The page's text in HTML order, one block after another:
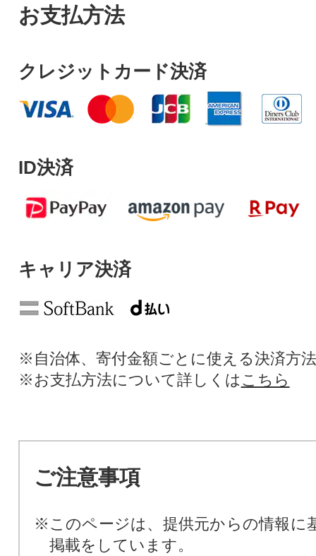
お支払方法
クレジットカード決済
ID決済
キャリア決済
※自治体、寄付金額ごとに使える決済方
※お支払方法について詳しくは こちら
ご注意事項
※このページは、提供元からの情報に
掲載をしています。